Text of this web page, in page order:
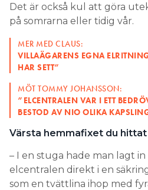
Det är också kul att göra
på somrarna eller tidig vår.
MER MED CLAUS:
VILLAÄGARENS EGNA
HAR SETT”
MÖT TOMMY JOHANSSON:
”ELCENTRALEN VAR I ETT
BESTOD AV NIO OLIKA
Värsta hemmafixet du
– I en stuga hade man lagt
elcentralen direkt i en
som en tvättlina ihop med